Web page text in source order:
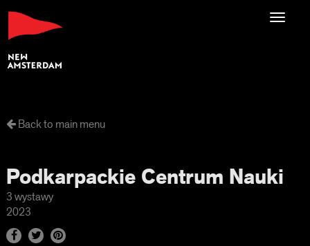
Back to main menu
Podkarpackie Centrum Nauki
3 wystawy
2023